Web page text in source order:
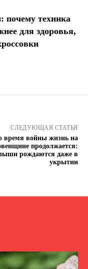
почему техника
для здоровья,
СЛЕДУЮЩАЯ СТАТЬЯ
время войны жизнь на
продолжается:
рождаются даже в
укрытии